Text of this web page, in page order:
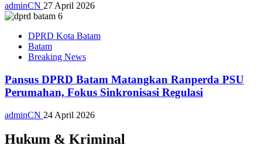
adminCN 27 April 2026
DPRD Kota Batam
Batam
Breaking News
Pansus DPRD Batam Matangkan Ranperda PSU
Perumahan, Fokus Sinkronisasi Regulasi
adminCN 24 April 2026
Hukum & Kriminal